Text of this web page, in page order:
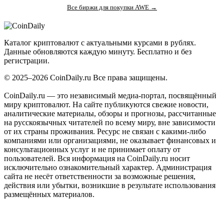
Все биржи для покупки AWE →
Каталог криптовалют с актуальными курсами в рублях.
Данные обновляются каждую минуту. Бесплатно и без
регистрации.
© 2025–2026 CoinDaily.ru Все права защищены.
CoinDaily.ru — это независимый медиа-портал, посвящённый
миру криптовалют. На сайте публикуются свежие новости,
аналитические материалы, обзоры и прогнозы, рассчитанные
на русскоязычных читателей по всему миру, вне зависимости
от их страны проживания. Ресурс не связан с какими-либо
компаниями или организациями, не оказывает финансовых и
консультационных услуг и не принимает оплату от
пользователей. Вся информация на CoinDaily.ru носит
исключительно ознакомительный характер. Администрация
сайта не несёт ответственности за возможные решения,
действия или убытки, возникшие в результате использования
размещённых материалов.